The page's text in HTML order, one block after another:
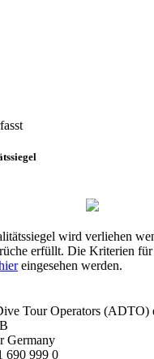
wird verliehen
erfüllt. Die Kriterien für
eingesehen werden.
Tour Operators (ADTO)
Germany
690 999 0